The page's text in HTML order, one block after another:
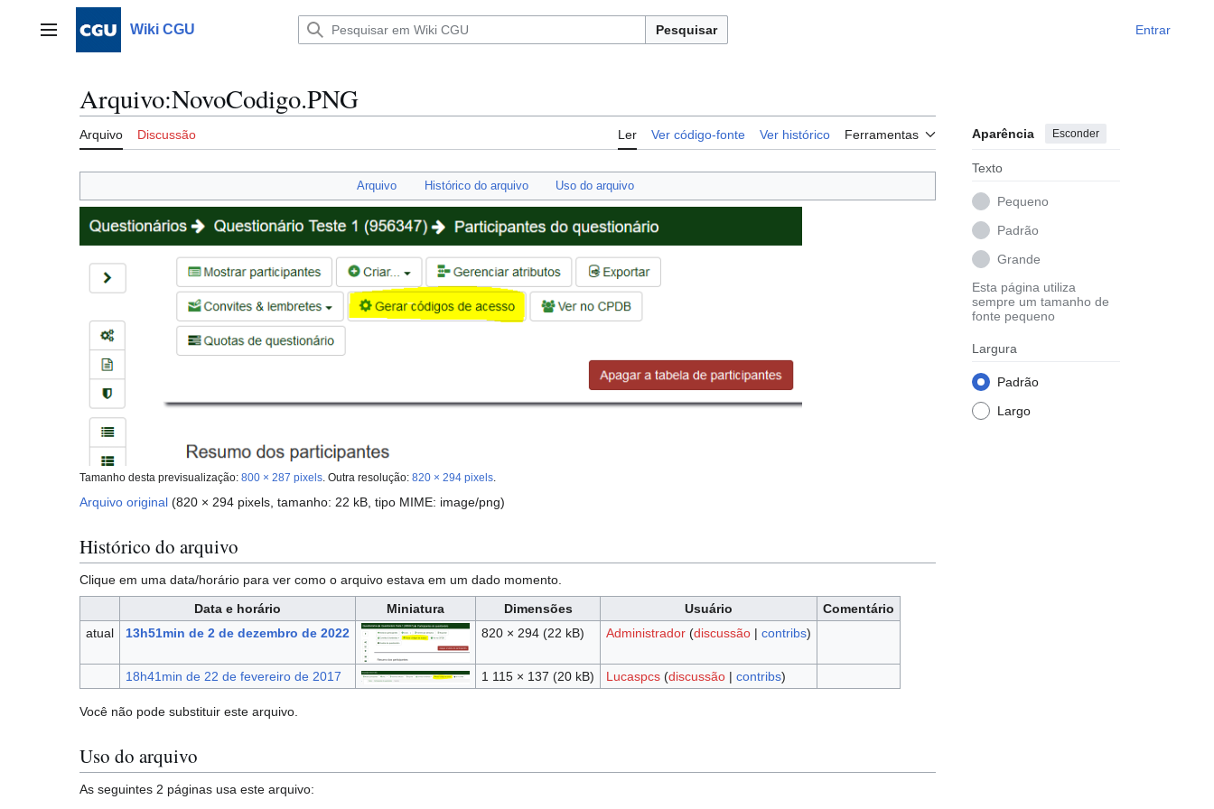
Menu principalWiki CGU Pesquisar Entrar
Arquivo:NovoCodigo.PNG
Arquivo Discussão Ler Ver código-fonte Ver histórico Ferramentas Aparência Esconder
Texto
Pequeno
Padrão
Grande
Esta página utiliza
sempre um tamanho de
fonte pequeno
Largura
Padrão
Largo
Arquivo Histórico do arquivo Uso do arquivo
Tamanho desta previsualização: 800 × 287 pixels Outra resolução: 820 × 294 pixels
Arquivo original (820 × 294 pixels, tamanho: 22 kB, tipo MIME: image/png)
Histórico do arquivo
Clique em uma data/horário para ver como o arquivo estava em um dado momento.
Data e horário
Miniatura Dimensões Usuário
Comentário
atual
13h51min de 2 de dezembro de 2022 820 × 294 (22 kB) Administrador (discussão| contribs)
18h41min de 22 de fevereiro de 2017 1 115 × 137 (20 kB) Lucaspcs (discussão| contribs)
Você não pode substituir este arquivo.
Uso do arquivo
As seguintes 2 páginas usa este arquivo: